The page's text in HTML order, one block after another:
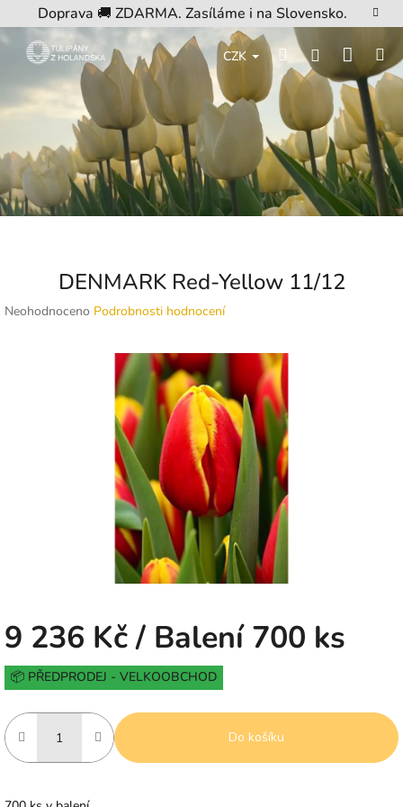
na
obsah
Doprava 🚚 ZDARMA. Zasíláme i na Slovensko.
CZK HledatPřihlášení
košík
DENMARK Red-Yellow 11/12
Průměrné
Neohodnoceno Podrobnosti hodnocení
9 236 Kč/ Balení 700 ks
Měrná
cena:
📦 PŘEDPRODEJ - VELKOOBCHOD
Do košíku